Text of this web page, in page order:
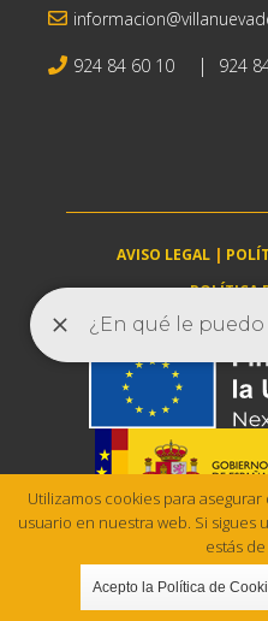
924 84 60 10 | 924
AVISO LEGAL |
POLÍTICA
Utilizamos cookies para
usuario en nuestra web. Si sigues
estás
Acepto la Política de